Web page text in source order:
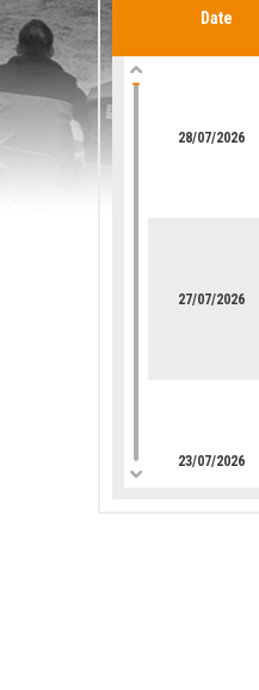
Date
28/07/2026
27/07/2026
23/07/2026